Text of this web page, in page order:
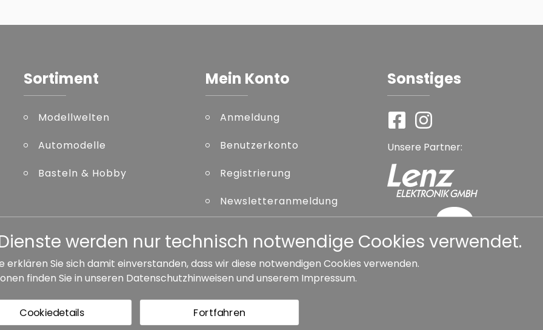
Sortiment
Modellwelten
Automodelle
Basteln & Hobby
Mein Konto
Anmeldung
Benutzerkonto
Registrierung
Newsletteranmeldung
Sonstiges
Unsere Partner:
werden nur technisch notwendige Cookies verwendet.
erklären Sie sich damit einverstanden, dass wir diese notwendigen Cookies verwenden.
finden Sie in unseren Datenschutzhinweisen und unserem Impressum.
Cookiedetails Fortfahren